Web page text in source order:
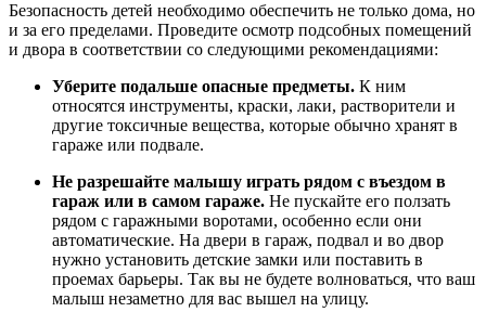
Безопасность детей необходимо обеспечить не только дома, но
и за его пределами. Проведите осмотр подсобных помещений
и двора в соответствии со следующими рекомендациями:
Уберите подальше опасные предметы. К ним
относятся инструменты, краски, лаки, растворители и
другие токсичные вещества, которые обычно хранят в
гараже или подвале.
Не разрешайте малышу играть рядом с въездом в
гараж или в самом гараже. Не пускайте его ползать
рядом с гаражными воротами, особенно если они
автоматические. На двери в гараж, подвал и во двор
нужно установить детские замки или поставить в
проемах барьеры. Так вы не будете волноваться, что ваш
малыш незаметно для вас вышел на улицу.